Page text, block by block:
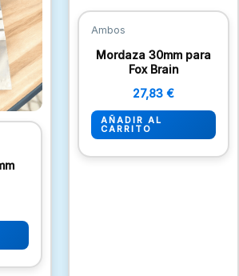
Ambos
Mordaza 30mm para
Fox Brain
27,83 €
AÑADIR AL
CARRITO